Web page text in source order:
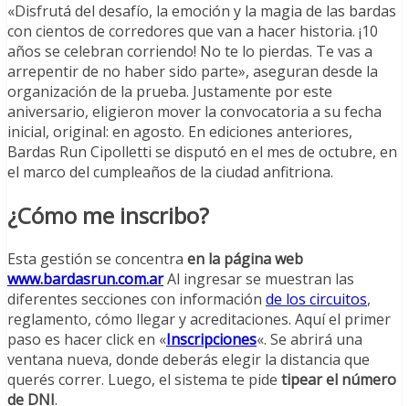
«Disfrutá del desafío, la emoción y la magia de las bardas
con cientos de corredores que van a hacer historia. ¡10
años se celebran corriendo! No te lo pierdas. Te vas a
arrepentir de no haber sido parte», aseguran desde la
organización de la prueba. Justamente por este
aniversario, eligieron mover la convocatoria a su fecha
inicial, original: en agosto. En ediciones anteriores,
Bardas Run Cipolletti se disputó en el mes de octubre, en
el marco del cumpleaños de la ciudad anfitriona.
¿Cómo me inscribo?
Esta gestión se concentra en la página web
www.bardasrun.com.arAl ingresar se muestran las
diferentes secciones con información de los circuitos,
reglamento, cómo llegar y acreditaciones. Aquí el primer
paso es hacer click en «Inscripciones«. Se abrirá una
ventana nueva, donde deberás elegir la distancia que
querés correr. Luego, el sistema te pide tipear el número
de DNI.